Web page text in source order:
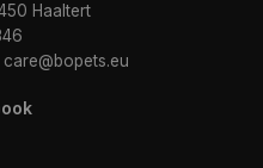
Haaltert
care@bopets.eu